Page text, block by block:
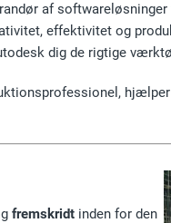
af softwareløsninger
effektivitet og
dig de rigtige
fremskridt inden for den